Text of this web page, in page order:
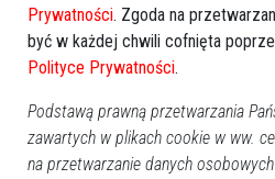
Prywatności. Zgoda na
być w każdej chwili cofnięta
Polityce Prywatności.
Podstawą prawną przetwarzania
zawartych w plikach cookie w ww.
na przetwarzanie danych